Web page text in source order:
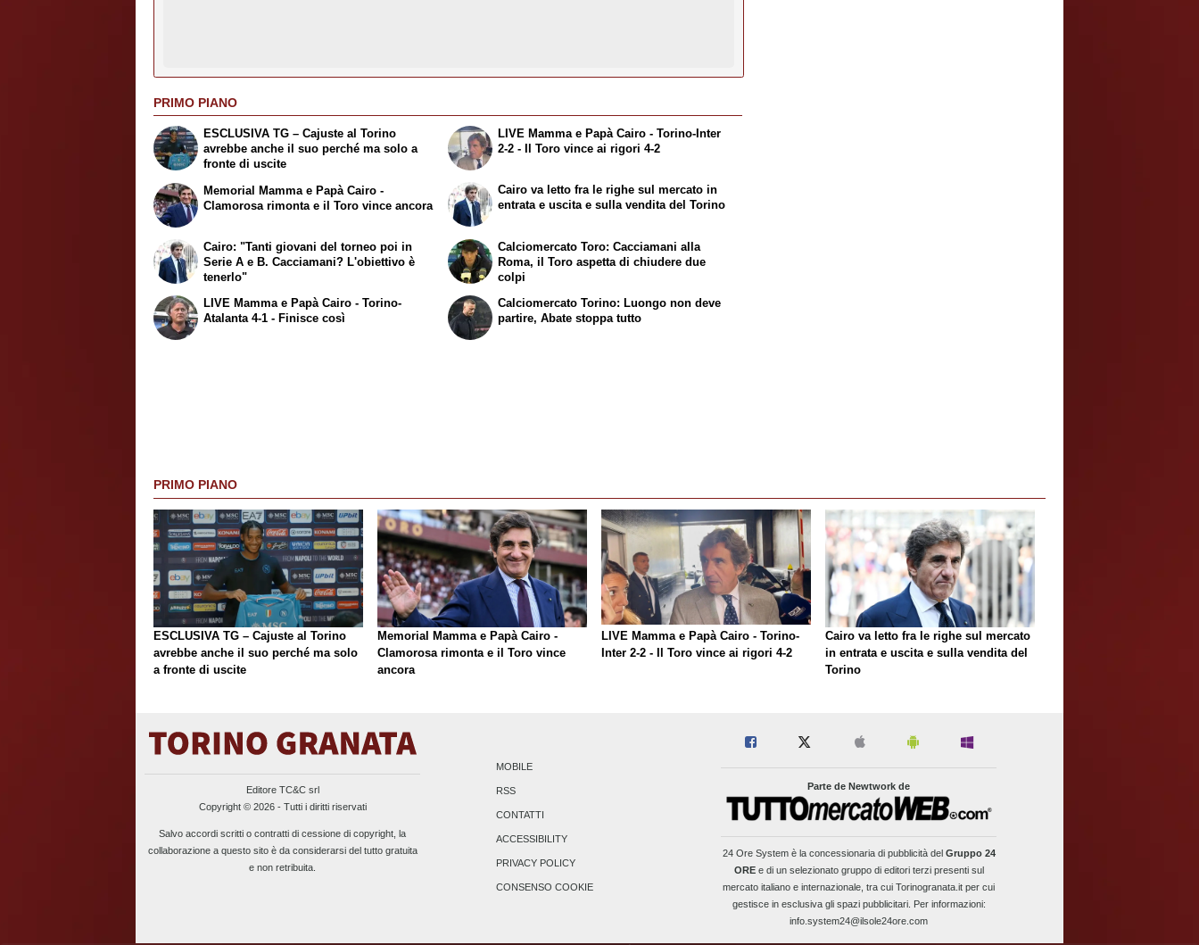
PRIMO PIANO
ESCLUSIVA TG – Cajuste al Torino
avrebbe anche il suo perché ma solo a
fronte di uscite
Memorial Mamma e Papà Cairo -
Clamorosa rimonta e il Toro vince ancora
LIVE Mamma e Papà Cairo - Torino-Inter
2-2 - Il Toro vince ai rigori 4-2
Cairo va letto fra le righe sul mercato in
entrata e uscita e sulla vendita del Torino
Cairo: "Tanti giovani del torneo poi in
Serie A e B. Cacciamani? L'obiettivo è
tenerlo"
LIVE Mamma e Papà Cairo - Torino-
Atalanta 4-1 - Finisce così
Calciomercato Toro: Cacciamani alla
Roma, il Toro aspetta di chiudere due
colpi
Calciomercato Torino: Luongo non deve
partire, Abate stoppa tutto
PRIMO PIANO
ESCLUSIVA TG – Cajuste al Torino
avrebbe anche il suo perché ma solo
a fronte di uscite
Memorial Mamma e Papà Cairo -
Clamorosa rimonta e il Toro vince
ancora
LIVE Mamma e Papà Cairo - Torino-
Inter 2-2 - Il Toro vince ai rigori 4-2
Cairo va letto fra le righe sul mercato
in entrata e uscita e sulla vendita del
Torino
Editore TC&C srl
Copyright © 2026 - Tutti i diritti riservati
Salvo accordi scritti o contratti di cessione di copyright, la
collaborazione a questo sito è da considerarsi del tutto gratuita
e non retribuita.
MOBILE
RSS
CONTATTI
ACCESSIBILITY
PRIVACY POLICY
CONSENSO COOKIE
Parte de Newtwork de
24 Ore Systemè la concessionaria di pubblicità del Gruppo 24
OREe di un selezionato gruppo di editori terzi presenti sul
mercato italiano e internazionale, tra cui Torinogranata.it per cui
gestisce in esclusiva gli spazi pubblicitari. Per informazioni:
info.system24@ilsole24ore.com